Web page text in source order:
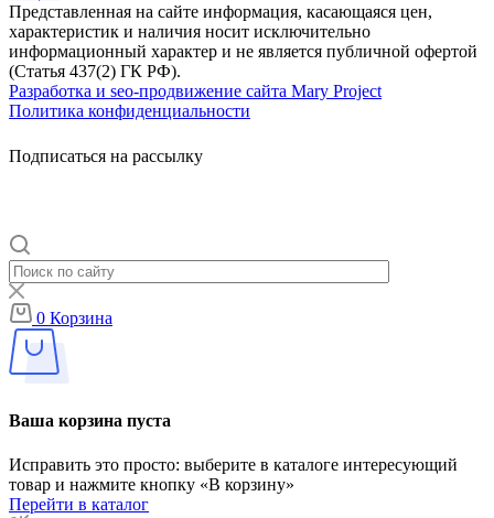
Представленная на сайте информация, касающаяся цен,
характеристик и наличия носит исключительно
информационный характер и не является публичной офертой
(Статья 437(2) ГК РФ).
Разработка и seo-продвижение сайта Mary Project
Политика конфиденциальности
Подписаться на рассылку
0 Корзина
Ваша корзина пуста
Исправить это просто: выберите в каталоге интересующий
товар и нажмите кнопку «В корзину»
Перейти в каталог